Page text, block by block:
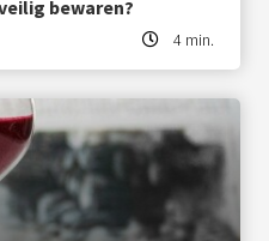
bewaren?
4 min.